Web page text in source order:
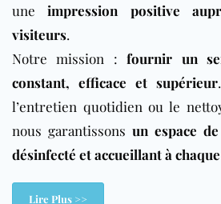
uneimpression positive
visiteurs.
Notre mission :fournir un
constant, efficace et supérieur
l’entretien quotidien ou le
nous garantissons un espace
désinfecté et accueillant à
Lire Plus >>